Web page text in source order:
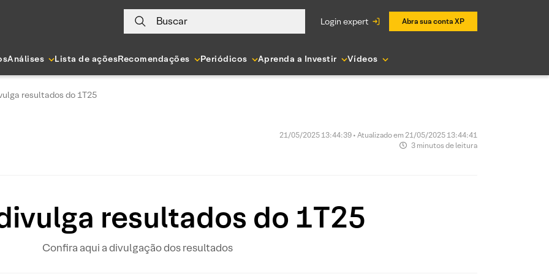
Buscar login expert Abra sua conta XP
Análises Lista de açõesRecomendações Periódicos Aprenda a Investir Vídeos
resultados do 1T25
21/05/2025 13:44:39 • Atualizado em 21/05/2025 13:44:41
3 minutos de leitura
resultados do 1T25
Confira aqui a divulgação dos resultados